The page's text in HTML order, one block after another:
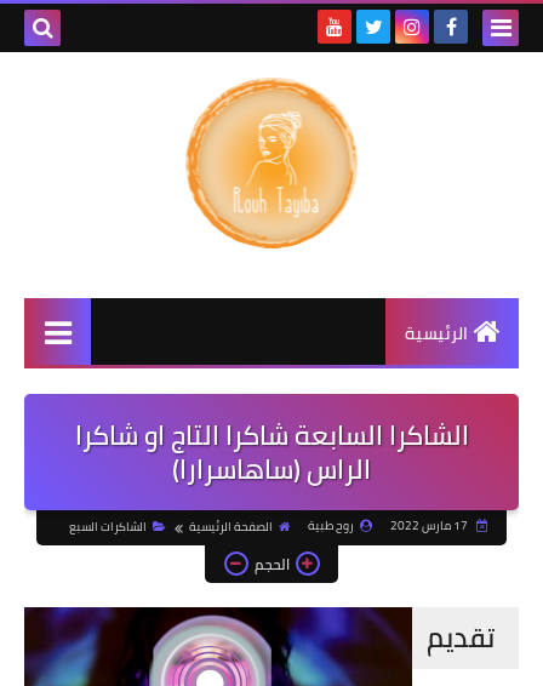
الرئيسية
الشاكرا السابعة شاكرا التاج او شاكرا
الراس (ساهاسرارا)
روح طبية الصفحة الرئيسية الشاكرات السبع
الحجم
تقديم